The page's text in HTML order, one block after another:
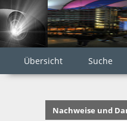
Übersicht Suche
Nachweise und